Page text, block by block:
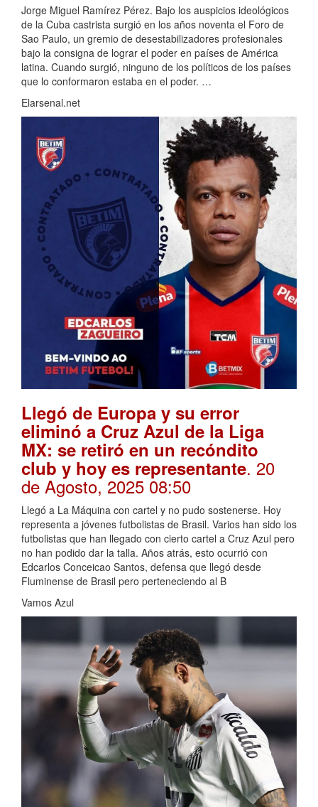
Jorge Miguel Ramírez Pérez. Bajo los auspicios ideológicos
de la Cuba castrista surgió en los años noventa el Foro de
Sao Paulo, un gremio de desestabilizadores profesionales
bajo la consigna de lograr el poder en países de América
latina. Cuando surgió, ninguno de los políticos de los países
que lo conformaron estaba en el poder. …
Elarsenal.net
Llegó de Europa y su error
eliminó a Cruz Azul de la Liga
MX: se retiró en un recóndito
club y hoy es representante. 20
de Agosto, 2025 08:50
Llegó a La Máquina con cartel y no pudo sostenerse. Hoy
representa a jóvenes futbolistas de Brasil. Varios han sido los
futbolistas que han llegado con cierto cartel a Cruz Azul pero
no han podido dar la talla. Años atrás, esto ocurrió con
Edcarlos Conceicao Santos, defensa que llegó desde
Fluminense de Brasil pero perteneciendo al B
Vamos Azul